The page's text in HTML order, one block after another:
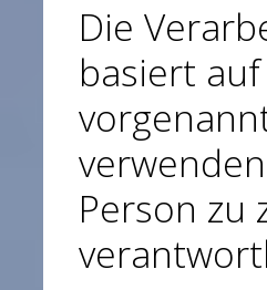
Die
basiert
Person zu